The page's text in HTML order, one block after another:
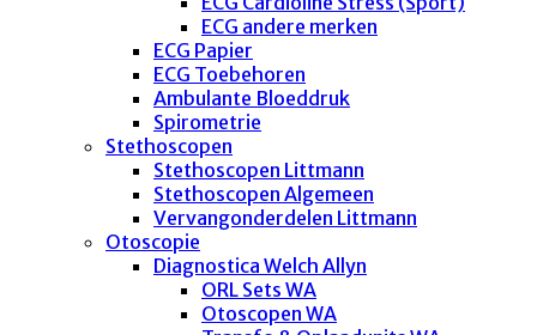
ECG andere merken
ECG Papier
ECG Toebehoren
Ambulante Bloeddruk
Spirometrie
Stethoscopen
Stethoscopen Littmann
Stethoscopen Algemeen
Vervangonderdelen Littmann
Otoscopie
Diagnostica Welch Allyn
ORL Sets WA
Otoscopen WA